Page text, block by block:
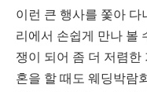
이런 큰 행사를 쫓아
리에서 손쉽게 만나 볼
쟁이 되어 좀 더 저렴한
혼을 할 때도 웨딩박람